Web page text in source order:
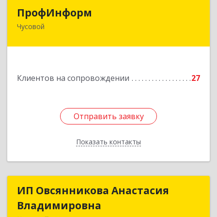
ПрофИнформ
Чусовой
Клиентов на сопровождении 27
Отправить заявку
Показать контакты
618204, Пермский край, г.о. Чусовской, Чусовой
Отправить заявку
Назад
ИП Овсянникова Анастасия
Владимировна
ИП Овсянникова Анастасия